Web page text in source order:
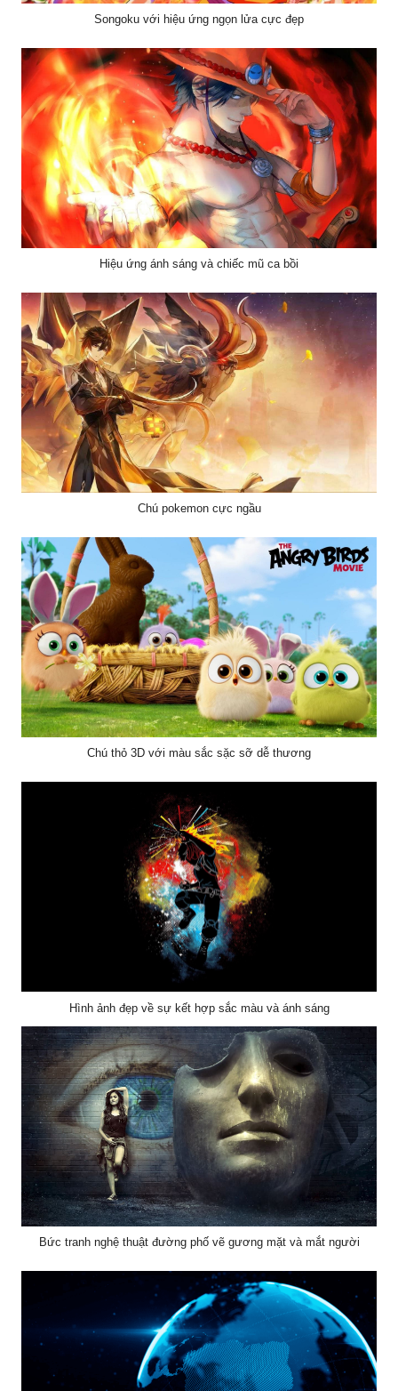
Songoku với hiệu ứng ngọn lửa cực đẹp
Hiệu ứng ánh sáng và chiếc mũ ca bồi
Chú pokemon cực ngầu
Chú thỏ 3D với màu sắc sặc sỡ dễ thương
Hình ảnh đẹp về sự kết hợp sắc màu và ánh sáng
Bức tranh nghệ thuật đường phố vẽ gương mặt và mắt người